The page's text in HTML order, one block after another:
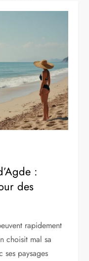
:
des
rapidement
choisit mal sa
ses paysages